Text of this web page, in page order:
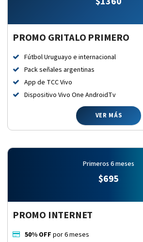
PROMO GRITALO PRIMERO
Fútbol Uruguayo e internacional
Pack señales argentinas
App de TCC Vivo
Dispositivo Vivo One AndroidTv
VER MÁS
Primeros 6 meses
$695
PROMO INTERNET
50% OFF por 6 meses